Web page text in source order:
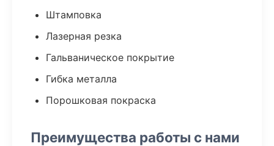
Штамповка
Лазерная резка
Гальваническое покрытие
Гибка металла
Порошковая покраска
Преимущества работы с нами